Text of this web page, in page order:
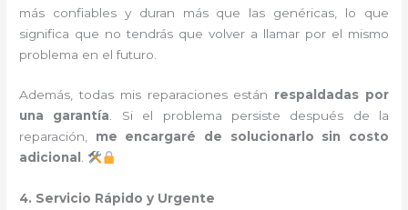
más confiables y duran más que las genéricas, lo que
significa que no tendrás que volver a llamar por el mismo
problema en el futuro.
Además, todas mis reparaciones están respaldadas por
una garantía. Si el problema persiste después de la
reparación, me encargaré de solucionarlo sin costo
adicional .
4. Servicio Rápido y Urgente